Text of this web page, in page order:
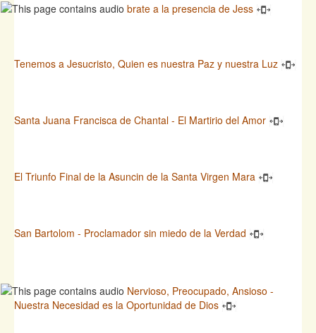
brate a la presencia de Jess
Tenemos a Jesucristo, Quien es nuestra Paz y nuestra Luz
Santa Juana Francisca de Chantal - El Martirio del Amor
El Triunfo Final de la Asuncin de la Santa Virgen Mara
San Bartolom - Proclamador sin miedo de la Verdad
Nervioso, Preocupado, Ansioso -
Nuestra Necesidad es la Oportunidad de Dios